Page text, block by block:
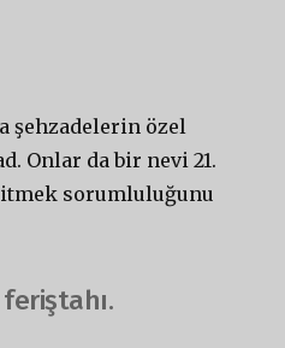
şehzadelerin özel
Onlar da bir nevi 21.
sorumluluğunu
feriştahı.